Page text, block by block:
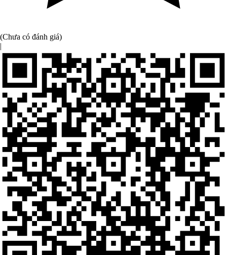
(Chưa có đánh giá)
|